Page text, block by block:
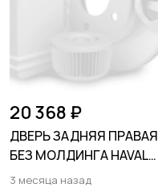
20 368 ₽
ДВЕРЬ ЗАДНЯЯ ПРАВАЯ
БЕЗ МОЛДИНГА HAVAL
JOLION 2021-
3 месяца назад